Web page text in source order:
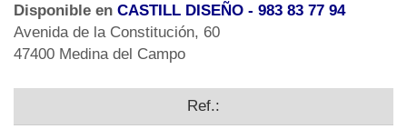
Disponible en CASTILL DISEÑO - 983 83 77 94
Avenida de la Constitución, 60
47400 Medina del Campo
Ref.: